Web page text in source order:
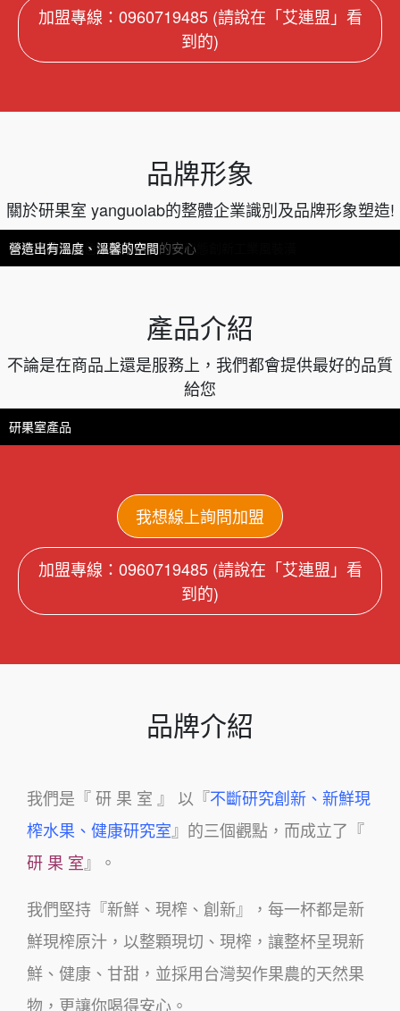
加盟專線：0960719485 (請說在「艾連盟」看
到的)
品牌形象
關於研果室 yanguolab的整體企業識別及品牌形象塑造!
研果室-店面形象
針對時下流行風格、色系調整
營造出有溫度、溫馨的空間
針對時下流行風格、色系調整
店內環境以白色為基底，打造新型態創新工業風裝潢
主打外帶模式
研果室的用心，讓民眾們喝的安心
營造出有溫度、溫馨的空間
產品介紹
不論是在商品上還是服務上，我們都會提供最好的品質
給您
研冰沙
研果調
研芝士奶蓋
研氣泡
研茶鐵
研選茶
研嚼糖
研果室產品
我想線上詢問加盟
加盟專線：0960719485 (請說在「艾連盟」看
到的)
品牌介紹
我們是『 研 果 室 』 以『不斷研究創新、新鮮現
榨水果、健康研究室』的三個觀點，而成立了『
研 果 室』。
我們堅持『新鮮、現榨、創新』，每一杯都是新
鮮現榨原汁，以整顆現切、現榨，讓整杯呈現新
鮮、健康、甘甜，並採用台灣契作果農的天然果
物，更讓你喝得安心。